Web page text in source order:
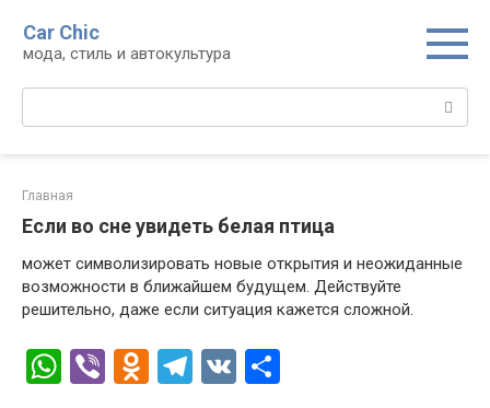
контенту
Car Chic
мода, стиль и автокультура
Поиск:
Главная
Если во сне увидеть белая птица
может символизировать новые открытия и неожиданные
возможности в ближайшем будущем. Действуйте
решительно, даже если ситуация кажется сложной.
W Vi O
T
V